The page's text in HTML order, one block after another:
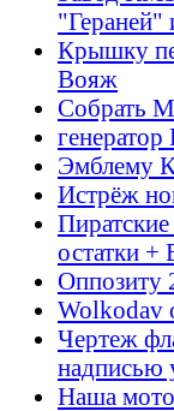
"Гераней"
Крышку
Вояж
Собрать
Эмблему
Истрёж
остатки
Оппозиту
Wolkodav
Чертеж
надписью
Наша